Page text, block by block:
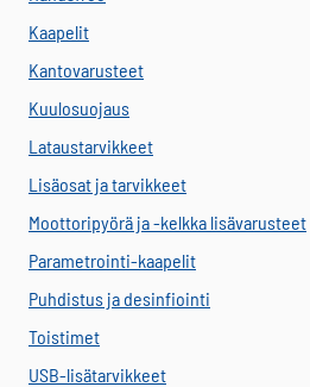
Kaapelit
Kantovarusteet
Kuulosuojaus
Lataustarvikkeet
Lisäosat ja tarvikkeet
Moottoripyörä ja -kelkka lisävarusteet
Parametrointi-kaapelit
Puhdistus ja desinfiointi
Toistimet
USB-lisätarvikkeet